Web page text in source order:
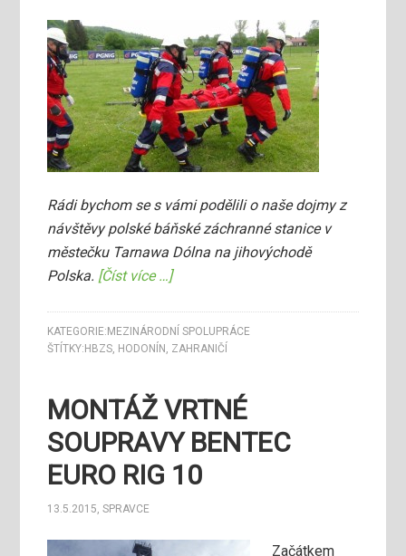
Rádi bychom se s vámi podělili o naše dojmy z
návštěvy polské báňské záchranné stanice v
městečku Tarnawa Dólna na jihovýchodě
Polska. [Číst více …]
KATEGORIE: MEZINÁRODNÍ SPOLUPRÁCE
ŠTÍTKY: HBZS, HODONÍN , ZAHRANIČÍ
MONTÁŽ VRTNÉ
SOUPRAVY BENTEC
EURO RIG 10
13.5.2015,SPRAVCE
Začátkem